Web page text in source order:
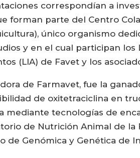
correspondían a
forman parte del Centro
único organismo
y en el cual participan
(LIA) de Favet y los
de Farmavet, fue la
de oxitetraciclina en
mediante tecnologías de
de Nutrición Animal de la
de Genómica y Genética de